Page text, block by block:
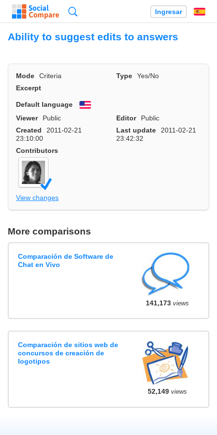
Ingresar
Ability to suggest edits to answers
Mode Criteria Type
Yes/No
Excerpt
Default language
English
Viewer
Public Editor
Public
Created
2011-02-21
23:10:00
Last update
2011-02-21
23:42:32
Contributors
View changes
More comparisons
Comparación de Software de
Chat en Vivo
141,173views
Comparación de sitios web de
concursos de creación de
logotipos
52,149views